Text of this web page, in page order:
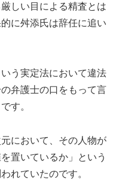
しい目による精査とは
に舛添氏は辞任に追い
う実定法において違法
弁護士の口をもって言
す。
において、その人物が
置いているか」という
れていたのです。